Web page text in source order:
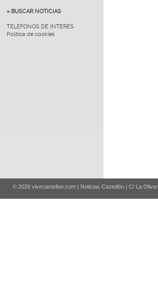
» BUSCAR NOTICIAS
TELÉFONOS DE INTERÉS
Política de cookies
© 2026 vivecastellon.com | Noticias Castellón | C/ La